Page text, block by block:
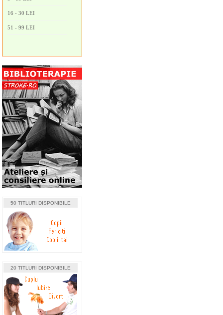
16 - 30 LEI
51 - 99 LEI
50 TITLURI DISPONIBILE
20 TITLURI DISPONIBILE